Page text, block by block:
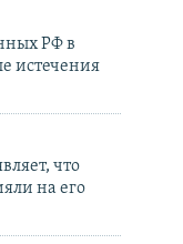
РФ в
истечения
что
на его